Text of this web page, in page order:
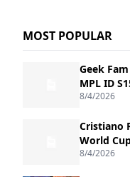
MOST POPULAR
Geek
MPL ID
8/4/2026
Cristiano
World
8/4/2026